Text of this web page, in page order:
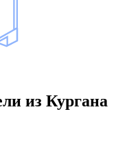
из Кургана